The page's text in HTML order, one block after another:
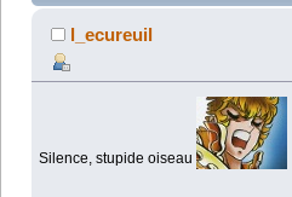
Dimension - Tome 10 (Lu
l_ecureuil
Silence, stupide oiseau